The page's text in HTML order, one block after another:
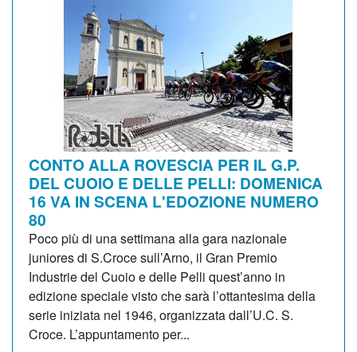
CONTO ALLA ROVESCIA PER IL G.P.
DEL CUOIO E DELLE PELLI: DOMENICA
16 VA IN SCENA L'EDOZIONE NUMERO
80
Poco più di una settimana alla gara nazionale
juniores di S.Croce sull’Arno, il Gran Premio
Industrie del Cuoio e delle Pelli quest’anno in
edizione speciale visto che sarà l’ottantesima della
serie iniziata nel 1946, organizzata dall’U.C. S.
Croce. L’appuntamento per...